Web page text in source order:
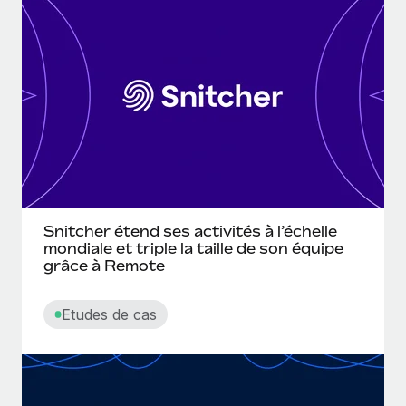
Intégrez et gérez vos freelances partout dans le monde
PEO
Sous-traitez les opérations complexes liées à l’emploi
INFRASTRUCTURE
Intégration Remote
Plateforme
Des fonctions RH clés intégrées pour votre équipe
Connectez n'importe quel outil d’IA à Remote grâce à
Intégrations
Examinez notre service par rapport aux autres
Start-ups
Des solutions agiles et internationales pour les RH et la
paie des entreprises en pleine croissance
Développez vos équipes avec des solutions RH sur
mesure
Les RH à l’international pour les grandes entreprises
TRAVAILLONS ENSEMBLE
pays
Calculateur de paiement des freelances
Découvrez les devises disponibles et les vitesses de
paiement pour vos freelances internationaux
APPRENDRE AVEC REMOTE
Recherche et guides
Études de cas
Glossaire RH
Checklists et modèles
Webinaires
Nederlands
Français
Deutsch
Español
Italiano
Português (Portugal)
日本語
Snitcher étend ses activités à l’échelle
mondiale et triple la taille de son équipe
grâce à Remote
Etudes de cas